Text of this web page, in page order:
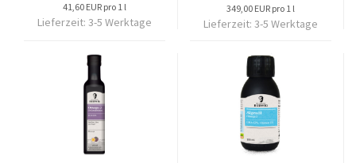
41,60 EUR pro 1 l
Lieferzeit: 3-5 Werktage
349,00 EUR pro 1 l
Lieferzeit: 3-5 Werktage